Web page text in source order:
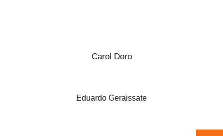
Carol Doro
Eduardo Geraissate